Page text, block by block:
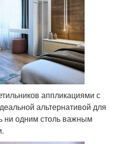
аппликациями с
альтернативой для
ни одним столь важным